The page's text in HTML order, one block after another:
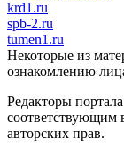
krd1.ru
spb-2.ru
tumen1.ru
Некоторые из
ознакомлению
Редакторы
соответствующим
авторских прав.